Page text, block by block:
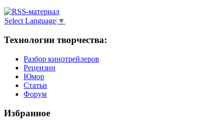
Select Language ▼
Технологии творчества:
Разбор кинотрейлеров
Рецензии
Юмор
Статьи
Форум
Избранное